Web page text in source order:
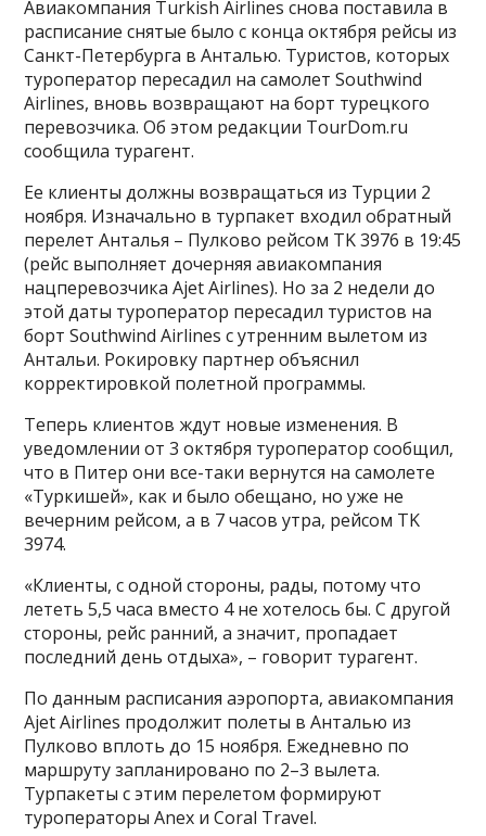
Авиакомпания Turkish Airlines снова поставила в
расписание снятые было с конца октября рейсы из
Санкт-Петербурга в Анталью. Туристов, которых
туроператор пересадил на самолет Southwind
Airlines, вновь возвращают на борт турецкого
перевозчика. Об этом редакции TourDom.ru
сообщила турагент.
Ее клиенты должны возвращаться из Турции 2
ноября. Изначально в турпакет входил обратный
перелет Анталья – Пулково рейсом TK 3976 в 19:45
(рейс выполняет дочерняя авиакомпания
нацперевозчика Ajet Аirlines). Но за 2 недели до
этой даты туроператор пересадил туристов на
борт Southwind Airlines с утренним вылетом из
Антальи. Рокировку партнер объяснил
корректировкой полетной программы.
Теперь клиентов ждут новые изменения. В
уведомлении от 3 октября туроператор сообщил,
что в Питер они все-таки вернутся на самолете
«Туркишей», как и было обещано, но уже не
вечерним рейсом, а в 7 часов утра, рейсом TK
3974.
«Клиенты, с одной стороны, рады, потому что
лететь 5,5 часа вместо 4 не хотелось бы. С другой
стороны, рейс ранний, а значит, пропадает
последний день отдыха», – говорит турагент.
По данным расписания аэропорта, авиакомпания
Ajet Аirlines продолжит полеты в Анталью из
Пулково вплоть до 15 ноября. Ежедневно по
маршруту запланировано по 2–3 вылета.
Турпакеты с этим перелетом формируют
туроператоры Anex и Coral Travel.